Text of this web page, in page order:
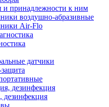
и принадлежности к ним
воздушно-абразивные
Air-Flo
датчики
дезинфекция